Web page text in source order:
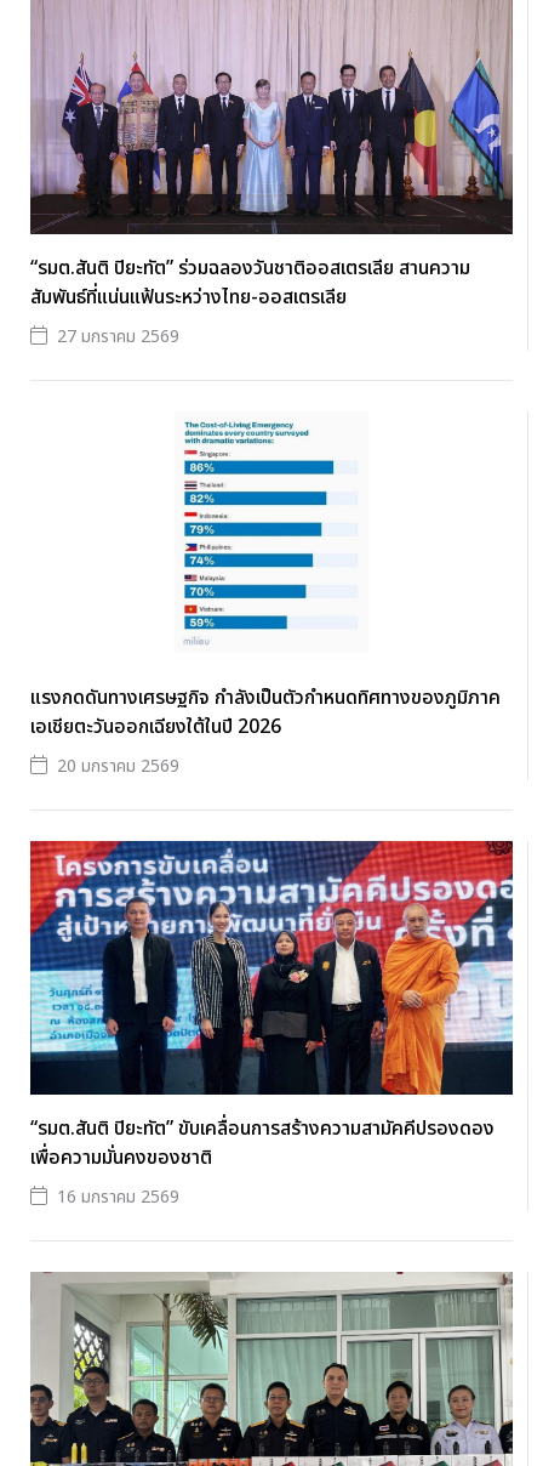
“รมต.สันติ ปิยะทัต” ร่วมฉลองวันชาติออสเตรเลีย สานความ
สัมพันธ์ที่แน่นแฟ้นระหว่างไทย-ออสเตรเลีย
27 มกราคม 2569
แรงกดดันทางเศรษฐกิจ กำลังเป็นตัวกำหนดทิศทางของภูมิภาค
เอเชียตะวันออกเฉียงใต้ในปี 2026
20 มกราคม 2569
“รมต.สันติ ปิยะทัต” ขับเคลื่อนการสร้างความสามัคคีปรองดอง
เพื่อความมั่นคงของชาติ
16 มกราคม 2569